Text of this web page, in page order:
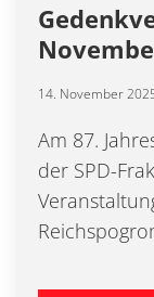
14. November
Am 87.
der SPD-